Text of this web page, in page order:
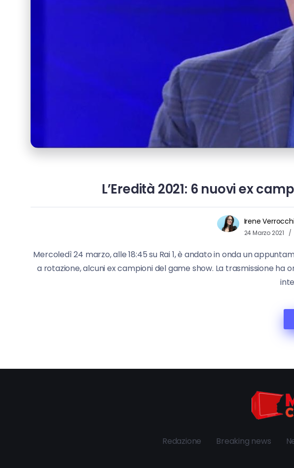
L’Eredità 2021: 6 nuovi ex
Irene
24 Marzo 2021
Mercoledì 24 marzo, alle 18:45 su Rai 1, è andato in onda un
a rotazione, alcuni ex campioni del game show. La trasmissione
Redazione Breaking news